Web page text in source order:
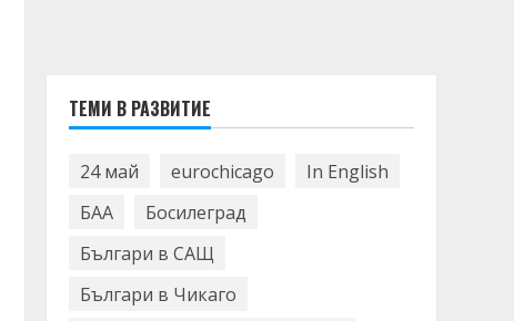
ТЕМИ В РАЗВИТИЕ
24 май eurochicago
In English
БАА
Босилеград
Българи в САЩ
Българи в Чикаго